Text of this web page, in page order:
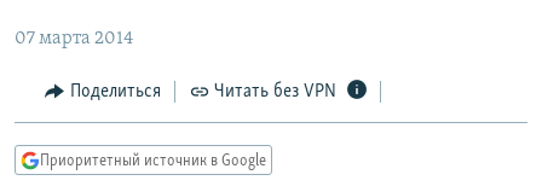
основному
Вернутся
главной
навигации
ЦИТАТЫ СВОБОДЫ
МНЕНИЯ
IDEL.РЕАЛИИ
07 марта 2014
Поделиться Читать без VPN
Приоритетный источник в Google